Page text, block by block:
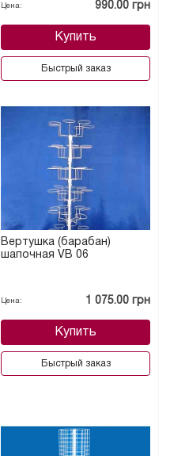
Цена: 990.00 грн
Купить
Быстрый заказ
Вертушка (барабан)
шапочная VB 06
Цена: 1 075.00 грн
Купить
Быстрый заказ